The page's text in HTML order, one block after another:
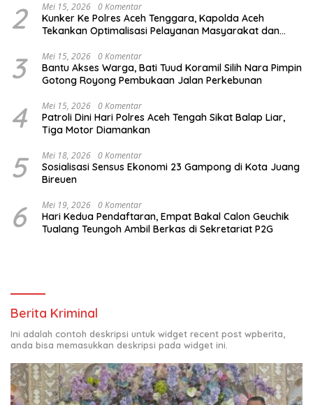
2 Mei 15, 2026 0 Komentar
Kunker Ke Polres Aceh Tenggara, Kapolda Aceh
Tekankan Optimalisasi Pelayanan Masyarakat dan
3 Mei 15, 2026 0 Komentar
Bantu Akses Warga, Bati Tuud Koramil Silih Nara Pimpin
Gotong Royong Pembukaan Jalan Perkebunan
4 Mei 15, 2026 0 Komentar
Patroli Dini Hari Polres Aceh Tengah Sikat Balap Liar,
Tiga Motor Diamankan
5 Mei 18, 2026 0 Komentar
Sosialisasi Sensus Ekonomi 23 Gampong di Kota Juang
Bireuen
6 Mei 19, 2026 0 Komentar
Hari Kedua Pendaftaran, Empat Bakal Calon Geuchik
Tualang Teungoh Ambil Berkas di Sekretariat P2G
Berita Kriminal
Ini adalah contoh deskripsi untuk widget recent post wpberita,
anda bisa memasukkan deskripsi pada widget ini.